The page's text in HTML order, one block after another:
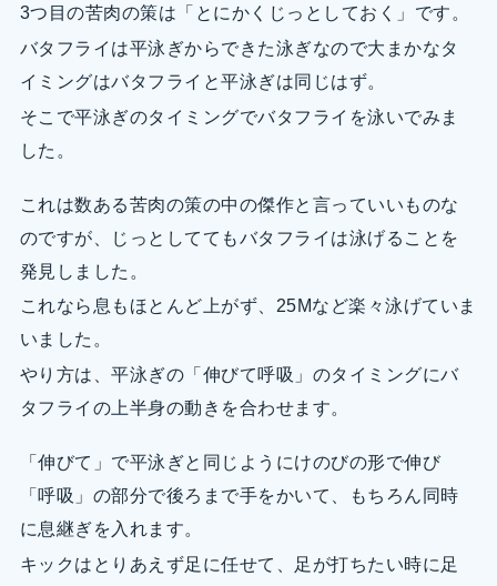
3つ目の苦肉の策は「とにかくじっとしておく」です。
バタフライは平泳ぎからできた泳ぎなので大まかなタ
イミングはバタフライと平泳ぎは同じはず。
そこで平泳ぎのタイミングでバタフライを泳いでみま
した。
これは数ある苦肉の策の中の傑作と言っていいものな
のですが、じっとしててもバタフライは泳げることを
発見しました。
これなら息もほとんど上がず、25Mなど楽々泳げていま
いました。
やり方は、平泳ぎの「伸びて呼吸」のタイミングにバ
タフライの上半身の動きを合わせます。
「伸びて」で平泳ぎと同じようにけのびの形で伸び
「呼吸」の部分で後ろまで手をかいて、もちろん同時
に息継ぎを入れます。
キックはとりあえず足に任せて、足が打ちたい時に足